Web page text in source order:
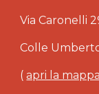
Via Caronelli
Colle
(apri la mappa